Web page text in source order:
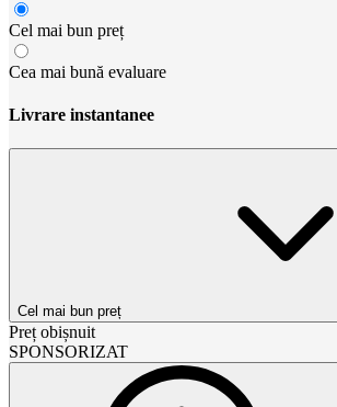
Cel mai bun preț
Cea mai bună evaluare
Livrare instantanee
Cel mai bun preț
Preț obișnuit
SPONSORIZAT